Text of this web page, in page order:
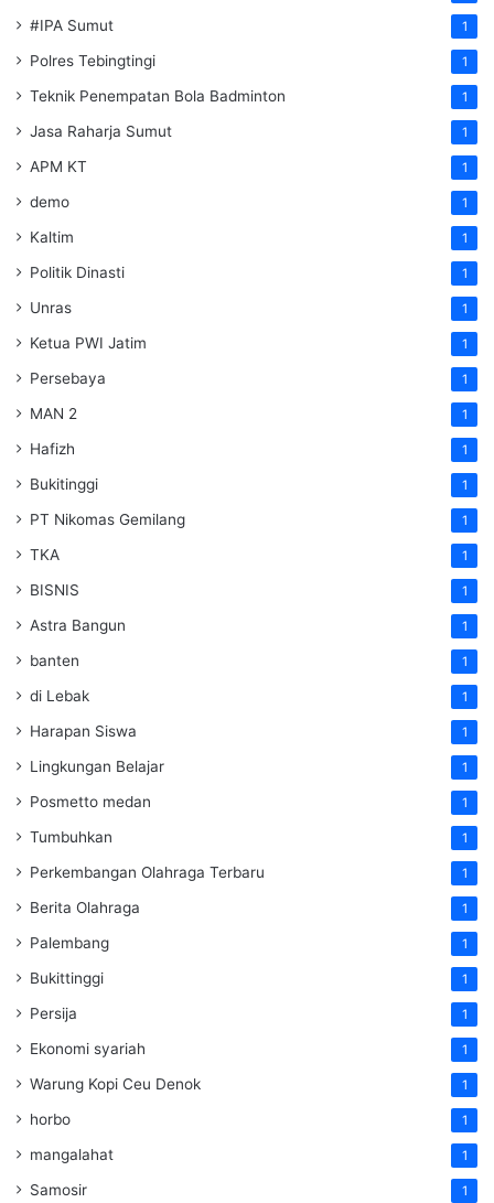
#IPA Sumut 1
Polres Tebingtingi 1
Teknik Penempatan Bola Badminton 1
Jasa Raharja Sumut 1
APM KT 1
demo 1
Kaltim 1
Politik Dinasti 1
Unras 1
Ketua PWI Jatim 1
Persebaya 1
MAN 2 1
Hafizh 1
Bukitinggi 1
PT Nikomas Gemilang 1
TKA 1
BISNIS 1
Astra Bangun 1
banten 1
di Lebak 1
Harapan Siswa 1
Lingkungan Belajar 1
Posmetto medan 1
Tumbuhkan 1
Perkembangan Olahraga Terbaru 1
Berita Olahraga 1
Palembang 1
Bukittinggi 1
Persija 1
Ekonomi syariah 1
Warung Kopi Ceu Denok 1
horbo 1
mangalahat 1
Samosir 1